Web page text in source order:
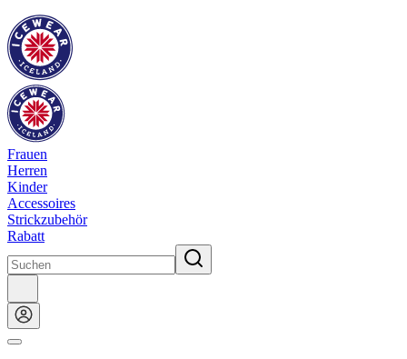
Frauen
Herren
Kinder
Accessoires
Strickzubehör
Rabatt